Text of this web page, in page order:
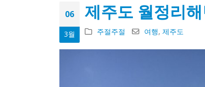
06
3월
제주도 월정리
주절주절 여행, 제주도